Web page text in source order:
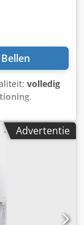
Bellen
volledig
,
mm, totale
05 Dcsdpfx
Uitvoering
mm (BxDxH)
gereinigd
Advertentie